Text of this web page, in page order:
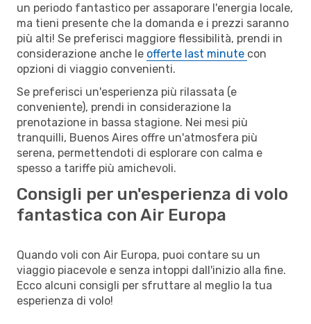
un periodo fantastico per assaporare l'energia locale,
ma tieni presente che la domanda e i prezzi saranno
più alti! Se preferisci maggiore flessibilità, prendi in
considerazione anche le offerte last minute con
opzioni di viaggio convenienti.
Se preferisci un'esperienza più rilassata (e
conveniente), prendi in considerazione la
prenotazione in bassa stagione. Nei mesi più
tranquilli, Buenos Aires offre un'atmosfera più
serena, permettendoti di esplorare con calma e
spesso a tariffe più amichevoli.
Consigli per un'esperienza di volo
fantastica con Air Europa
Quando voli con Air Europa, puoi contare su un
viaggio piacevole e senza intoppi dall'inizio alla fine.
Ecco alcuni consigli per sfruttare al meglio la tua
esperienza di volo!